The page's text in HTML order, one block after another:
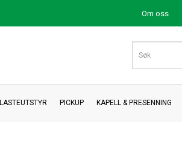
Om oss
LASTEUTSTYR PICKUP KAPELL & PRESENNING